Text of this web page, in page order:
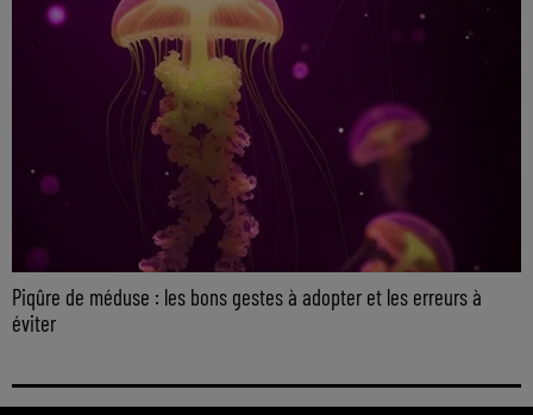
Piqûre de méduse : les bons gestes à adopter et les erreurs à
éviter